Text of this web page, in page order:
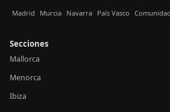
Madrid Murcia Navarra País Vasco
Secciones
Mallorca
Menorca
Ibiza